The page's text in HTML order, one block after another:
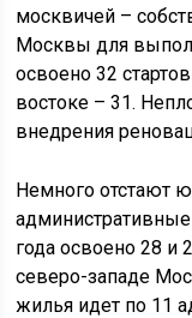
москвичей –
Москвы для
освоено 32
востоке – 31.
внедрения
Немного отстают
административные
года освоено 28 и
северо-западе
жилья идет по 11